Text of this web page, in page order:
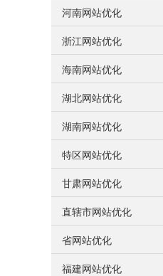
河南网站优化
浙江网站优化
海南网站优化
湖北网站优化
湖南网站优化
特区网站优化
甘肃网站优化
直辖市网站优化
省网站优化
福建网站优化